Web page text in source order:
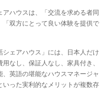
ハウスは、「交流を求める者同
双方にとって良い体験を提供で
ェアハウス」には、日本人だけ
なし、保証人なし、家具付き、
英語の堪能なハウスマネージャ
った実利的なメリットが複数存